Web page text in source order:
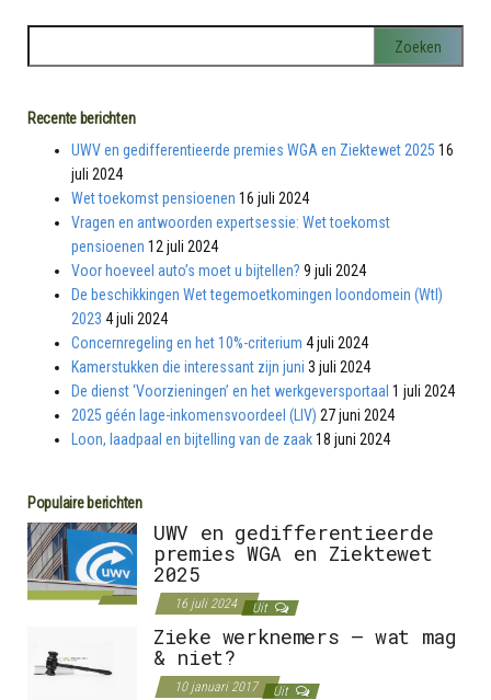
Recente berichten
UWV en gedifferentieerde premies WGA en Ziektewet 2025 16
juli 2024
Wet toekomst pensioenen 16 juli 2024
Vragen en antwoorden expertsessie: Wet toekomst
pensioenen 12 juli 2024
Voor hoeveel auto’s moet u bijtellen? 9 juli 2024
De beschikkingen Wet tegemoetkomingen loondomein (Wtl)
2023 4 juli 2024
Concernregeling en het 10%-criterium 4 juli 2024
Kamerstukken die interessant zijn juni 3 juli 2024
De dienst ‘Voorzieningen’ en het werkgeversportaal 1 juli 2024
2025 géén lage-inkomensvoordeel (LIV) 27 juni 2024
Loon, laadpaal en bijtelling van de zaak18 juni 2024
Populaire berichten
UWV en gedifferentieerde
premies WGA en Ziektewet
2025
16 juli 2024 Uit
Zieke werknemers – wat mag
& niet?
10 januari 2017 Uit